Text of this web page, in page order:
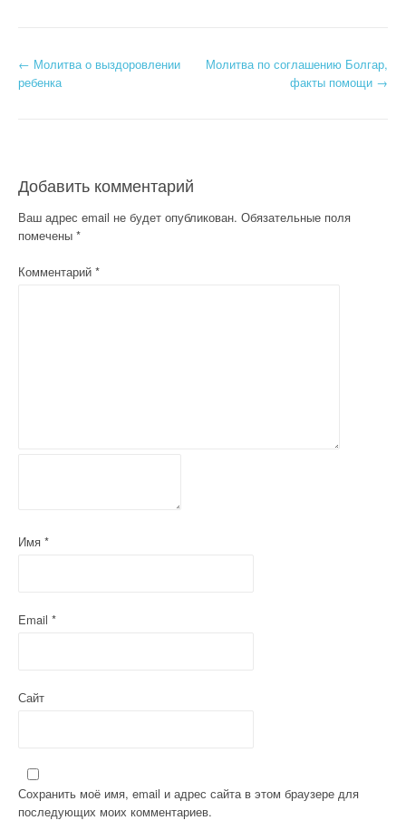
Н
г
а
ц
м
← Молитва о выздоровлении
ребенка
Молитва по соглашению Болгар,
факты помощи →
Добавить комментарий
Ваш адрес email не будет опубликован. Обязательные поля
помечены *
Комментарий *
Имя *
Email *
Сайт
Сохранить моё имя, email и адрес сайта в этом браузере для
последующих моих комментариев.